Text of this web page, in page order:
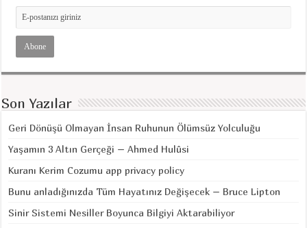
Son Yazılar
Geri Dönüşü Olmayan İnsan Ruhunun Ölümsüz Yolculuğu
Yaşamın 3 Altın Gerçeği – Ahmed Hulûsi
Kuranı Kerim Cozumu app privacy policy
Bunu anladığınızda Tüm Hayatınız Değişecek – Bruce Lipton
Sinir Sistemi Nesiller Boyunca Bilgiyi Aktarabiliyor